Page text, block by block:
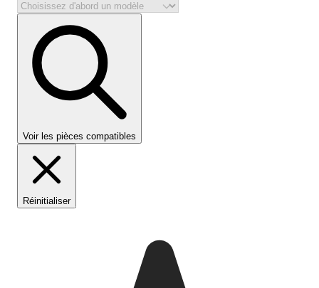
Voir les pièces compatibles
Réinitialiser